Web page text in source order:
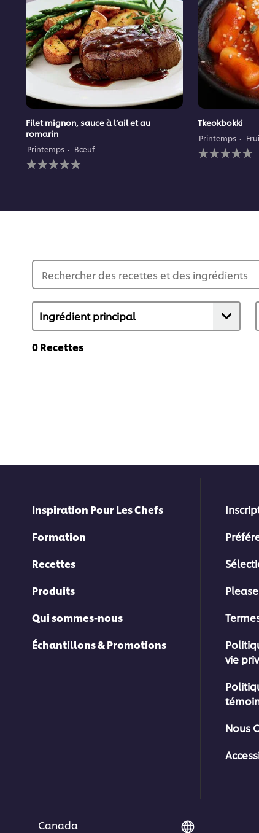
Filet mignon, sauce à l’ail et au
romarin
Printemps Bœuf
Aucune
évaluation
recipe
Tkeokbokki
Printemps
Aucune
évaluation
0Recettes
Inspiration Pour Les Chefs
Formation
Recettes
Produits
Qui sommes-nous
Échantillons & Promotions
vie
Nous
Canada